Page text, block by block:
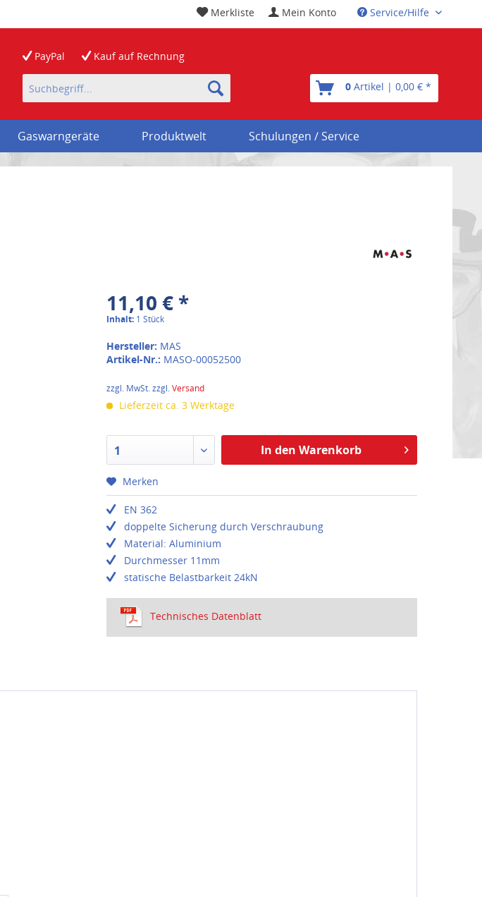
Service/Hilfe
Mein Konto
Merkliste
PayPal Kauf auf Rechnung
0 Artikel | 0,00 € *
Gaswarngeräte Produktwelt Schulungen / Service
11,10 € *
Inhalt: 1 Stück
Hersteller: MAS
Artikel-Nr.: MASO-00052500
zzgl. MwSt. zzgl.Versand
Lieferzeit ca. 3 Werktage
1 In den Warenkorb
Merken
EN 362
doppelte Sicherung durch Verschraubung
Material: Aluminium
Durchmesser 11mm
statische Belastbarkeit 24kN
Technisches Datenblatt